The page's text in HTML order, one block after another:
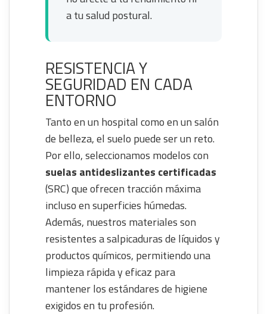
a tu salud postural.
RESISTENCIA Y
SEGURIDAD EN CADA
ENTORNO
Tanto en un hospital como en un salón
de belleza, el suelo puede ser un reto.
Por ello, seleccionamos modelos con
suelas antideslizantes certificadas
(SRC) que ofrecen tracción máxima
incluso en superficies húmedas.
Además, nuestros materiales son
resistentes a salpicaduras de líquidos y
productos químicos, permitiendo una
limpieza rápida y eficaz para
mantener los estándares de higiene
exigidos en tu profesión.